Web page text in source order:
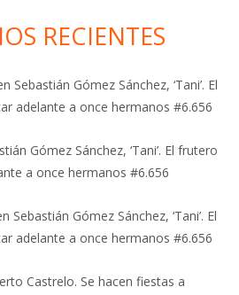
RECIENTES
Sebastián Gómez Sánchez, ‘Tani’. El
adelante a once hermanos #6.656
Gómez Sánchez, ‘Tani’. El frutero
a once hermanos #6.656
Sebastián Gómez Sánchez, ‘Tani’. El
adelante a once hermanos #6.656
Castrelo. Se hacen fiestas a